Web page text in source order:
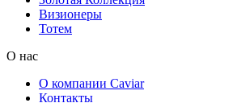
Визионеры
Тотем
О нас
О компании Caviar
Контакты